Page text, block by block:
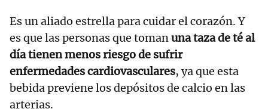
Es un aliado estrella para cuidar el corazón. Y
es que las personas que tomanuna taza detéal
día tienen menos riesgo de sufrir
enfermedades cardiovasculares, ya que esta
bebida previene los depósitos de calcio en las
arterias.